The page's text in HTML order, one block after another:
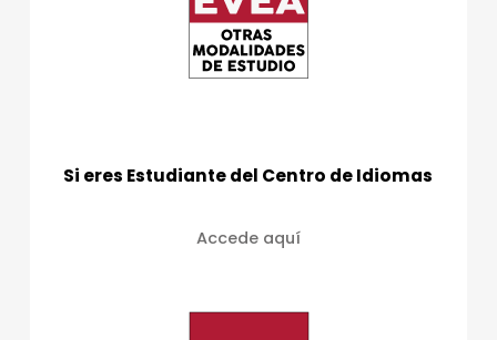
Si eres Estudiante del Centro de Idiomas
Accede aquí